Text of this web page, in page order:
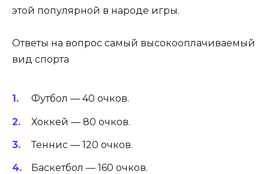
этой популярной в народе игры.
Ответы на вопрос самый высокооплачиваемый
вид спорта
Футбол — 40 очков.
Хоккей — 80 очков.
Теннис — 120 очков.
Баскетбол — 160 очков.